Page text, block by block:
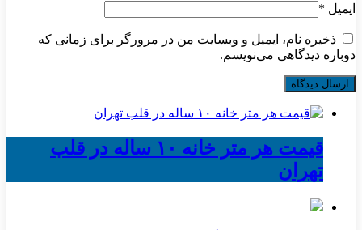
ایمیل *
ذخیره نام، ایمیل و وبسایت من در مرورگر برای زمانی که
دوباره دیدگاهی می‌نویسم.
قیمت هر متر خانه ۱۰ ساله در قلب
تهران